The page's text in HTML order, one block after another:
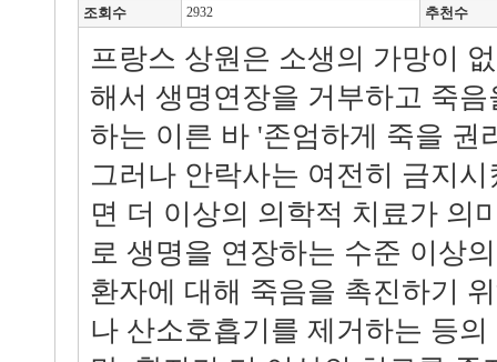
조회수
2932 추천수
프랑스 상원은 소생의 가망이
해서 생명연장을 거부하고 죽
하는 이른 바 '존엄하게 죽을 권
그러나 안락사는 여전히 금지
면 더 이상의 의학적 치료가 의
로 생명을 연장하는 수준 이상
환자에 대해 죽음을 촉진하기
나 산소호흡기를 제거하는 등